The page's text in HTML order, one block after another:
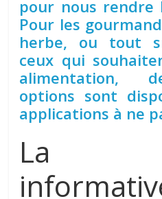
pour nous rendre
Pour les
herbe, ou tout
ceux qui
alimentation,
options sont
applications à ne
La